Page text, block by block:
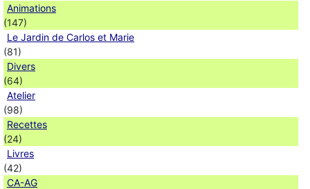
Animations
(147)
Le Jardin de Carlos et Marie
(81)
Divers
(64)
Atelier
(98)
Recettes
(24)
Livres
(42)
CA-AG